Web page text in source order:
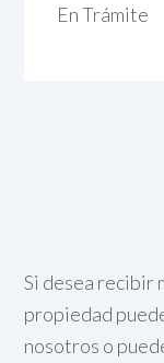
En Trámite
Si desea recibir
propiedad
nosotros o